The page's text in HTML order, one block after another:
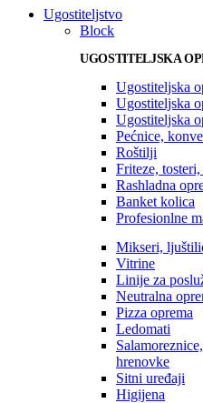
Ugostiteljstvo
Block
UGOSTITELJSKA
Ugostiteljska
Ugostiteljska
Ugostiteljska
Pećnice,
Roštilji
Friteze,
Rashladna
Banket kolica
Profesionlne
Mikseri,
Vitrine
Linije za
Neutralna
Pizza oprema
Ledomati
hrenovke
Sitni uređaji
Higijena